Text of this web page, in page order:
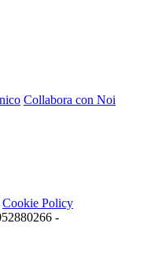
Collabora con Noi
Cookie Policy
-